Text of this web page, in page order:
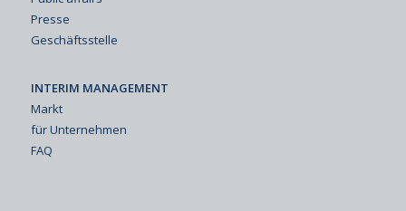
Presse
Geschäftsstelle
INTERIM MANAGEMENT
Markt
für Unternehmen
FAQ